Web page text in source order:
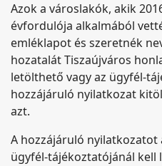
Azok a városlakók, akik
évfordulója alkalmából
emléklapot és szeretnék
hozatalát Tiszaújváros
letölthető vagy az ügyfél-
hozzájáruló nyilatkozat
azt.
A hozzájáruló nyilatkozatot
ügyfél-tájékoztatójánál kell